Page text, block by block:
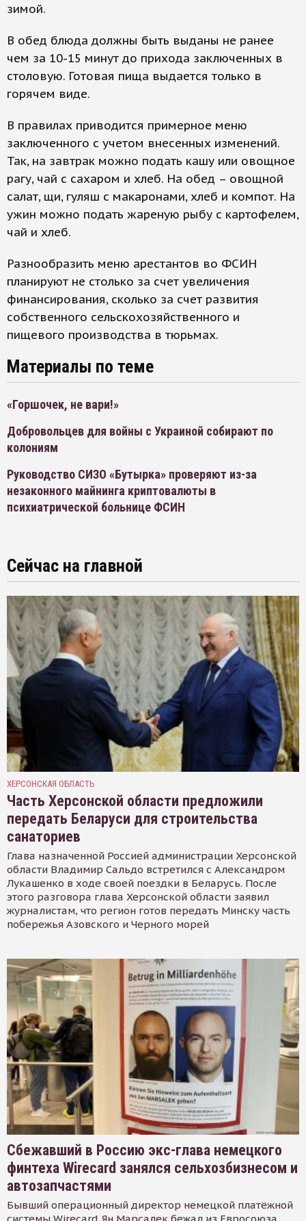
зимой.
В обед блюда должны быть выданы не ранее
чем за 10-15 минут до прихода заключенных в
столовую. Готовая пища выдается только в
горячем виде.
В правилах приводится примерное меню
заключенного с учетом внесенных изменений.
Так, на завтрак можно подать кашу или овощное
рагу, чай с сахаром и хлеб. На обед – овощной
салат, щи, гуляш с макаронами, хлеб и компот. На
ужин можно подать жареную рыбу с картофелем,
чай и хлеб.
Разнообразить меню арестантов во ФСИН
планируют не столько за счет увеличения
финансирования, сколько за счет развития
собственного сельскохозяйственного и
пищевого производства в тюрьмах.
Материалы по теме
«Горшочек, не вари!»
Добровольцев для войны с Украиной собирают по
колониям
Руководство СИЗО «Бутырка» проверяют из-за
незаконного майнинга криптовалюты в
психиатрической больнице ФСИН
Сейчас на главной
ХЕРСОНСКАЯ ОБЛАСТЬ
Часть Херсонской области предложили
передать Беларуси для строительства
санаториев
Глава назначенной Россией администрации Херсонской
области Владимир Сальдо встретился с Александром
Лукашенко в ходе своей поездки в Беларусь. После
этого разговора глава Херсонской области заявил
журналистам, что регион готов передать Минску часть
побережья Азовского и Черного морей
Сбежавший в Россию экс-глава немецкого
финтеха Wirecard занялся сельхозбизнесом и
автозапчастями
Бывший операционный директор немецкой платёжной